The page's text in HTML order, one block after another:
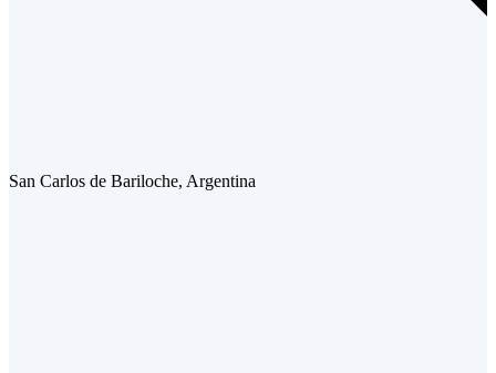
San Carlos de Bariloche, Argentina